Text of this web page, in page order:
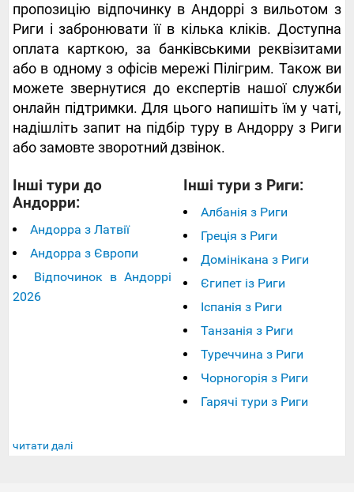
пропозицію відпочинку в Андоррі з вильотом з
Риги і забронювати її в кілька кліків. Доступна
оплата карткою, за банківськими реквізитами
або в одному з офісів мережі Пілігрим. Також ви
можете звернутися до експертів нашої служби
онлайн підтримки. Для цього напишіть їм у чаті,
надішліть запит на підбір туру в Андорру з Риги
або замовте зворотний дзвінок.
Інші тури до
Андорри:
Андорра з Латвії
Андорра з Європи
Відпочинок в Андоррі
2026
Інші тури з Риги:
Албанія з Риги
Греція з Риги
Домінікана з Риги
Єгипет із Риги
Іспанія з Риги
Танзанія з Риги
Туреччина з Риги
Чорногорія з Риги
Гарячі тури з Риги
читати далі